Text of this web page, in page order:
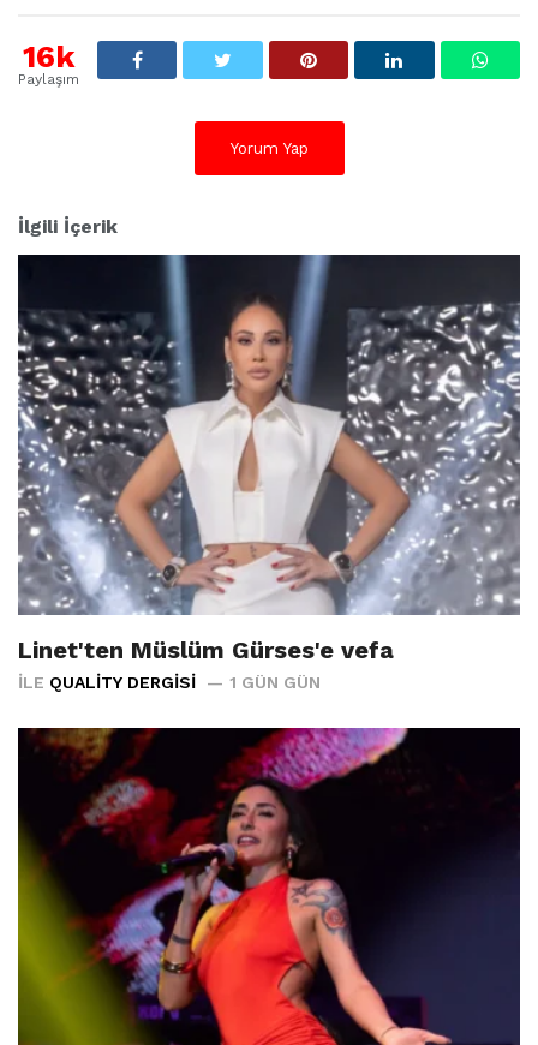
16k
Paylaşım
Yorum Yap
İlgili İçerik
Linet'ten Müslüm Gürses'e vefa
İLE QUALITY DERGISI 1 GÜN GÜN